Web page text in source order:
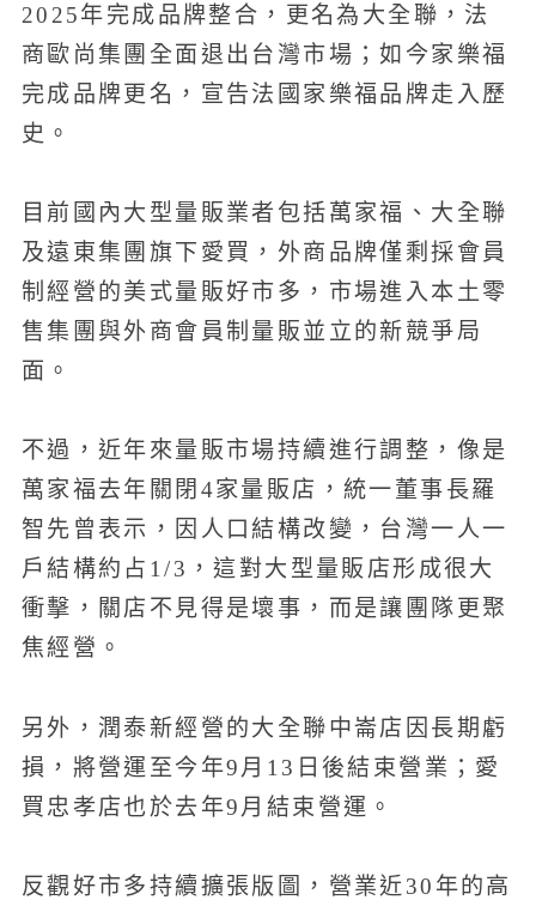
2025年完成品牌整合，更名為大全聯，法
商歐尚集團全面退出台灣市場；如今家樂福
完成品牌更名，宣告法國家樂福品牌走入歷
史。
目前國內大型量販業者包括萬家福、大全聯
及遠東集團旗下愛買，外商品牌僅剩採會員
制經營的美式量販好市多，市場進入本土零
售集團與外商會員制量販並立的新競爭局
面。
不過，近年來量販市場持續進行調整，像是
萬家福去年關閉4家量販店，統一董事長羅
智先曾表示，因人口結構改變，台灣一人一
戶結構約占1/3，這對大型量販店形成很大
衝擊，關店不見得是壞事，而是讓團隊更聚
焦經營。
另外，潤泰新經營的大全聯中崙店因長期虧
損，將營運至今年9月13日後結束營業；愛
買忠孝店也於去年9月結束營運。
反觀好市多持續擴張版圖，營業近30年的高